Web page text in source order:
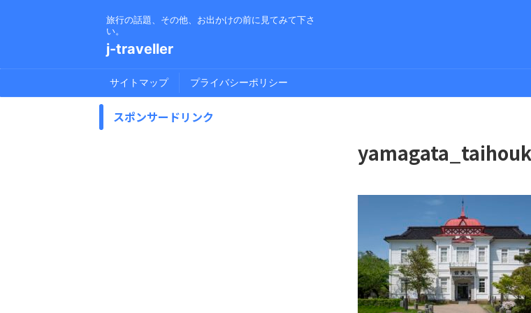
旅行の話題、その他、お出かけの前に見てみて下さ
い。
j-traveller
サイトマップ プライバシーポリシー
スポンサードリンク